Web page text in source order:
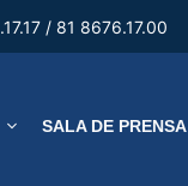
/ 81 8676.17.00
SALA DE PRENSA